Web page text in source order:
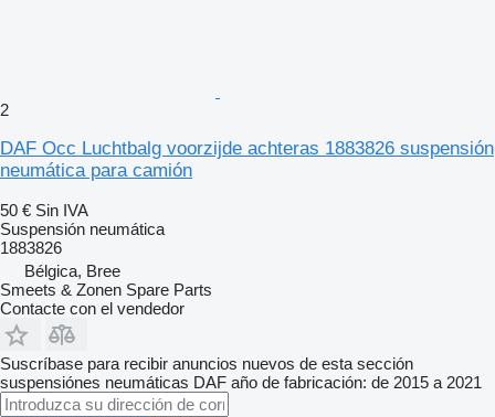
2
DAF Occ Luchtbalg voorzijde achteras 1883826 suspensión
neumática para camión
50 € Sin IVA
Suspensión neumática
1883826
Bélgica, Bree
Smeets & Zonen Spare Parts
Contacte con el vendedor
Suscríbase para recibir anuncios nuevos de esta sección
suspensiónes neumáticas DAF año de fabricación: de 2015 a 2021